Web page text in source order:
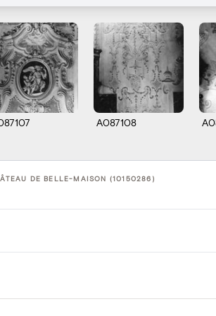
A087108
DE BELLE-MAISON (10150286)